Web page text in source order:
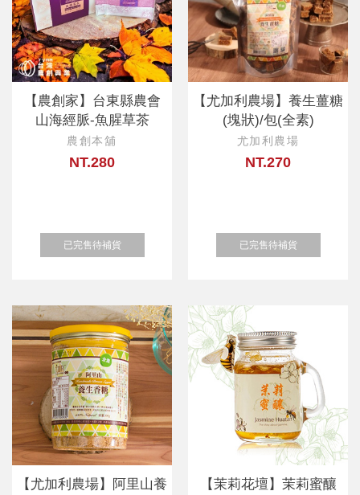
【農創家】台東縣農會
山海經脈-魚腥草茶
農創本舖
NT.280
已完售待補貨
【尤加利農場】養生薑糖
(塊狀)/包(全素)
尤加利農場
NT.270
已完售待補貨
【尤加利農場】阿里山養
【茉莉花壇】茉莉蜜釀